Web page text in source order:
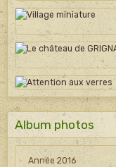
Album photos
Année 2016